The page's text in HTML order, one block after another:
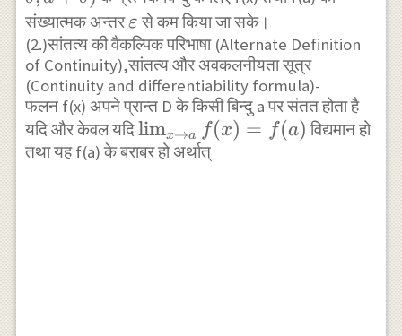
a|<\delta
संख्यात्मक अन्तर\varepsilon
ε से कम किया जा सके।
(2.)सांतत्य की वैकल्पिक परिभाषा (Alternate Definition
of Continuity),सांतत्य और अवकलनीयता सूत्र
(Continuity and differentiability formula)-
फलन f(x) अपने प्रान्त D के किसी बिन्दु a पर संतत होता है
यदि और केवल यदि\lim _{x
\rightarrow
limx→a f (x) = f(a) विद्यमान हो
तथा यह f(a) के बराबर हो अर्थात्